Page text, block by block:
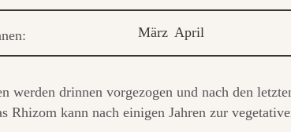
März April
werden drinnen vorgezogen und nach den
Rhizom kann nach einigen Jahren zur